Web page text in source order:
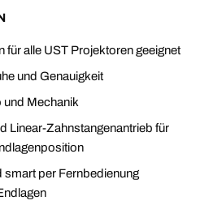
für alle UST Projektoren geeignet
und Genauigkeit
und Mechanik
Linear-Zahnstangenantrieb für
smart per Fernbedienung